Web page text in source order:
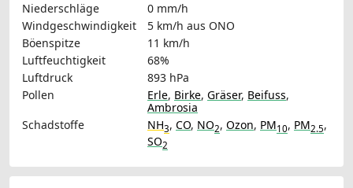
Niederschläge
0 mm/h
Windgeschwindigkeit
5 km/h aus ONO
Böenspitze
11 km/h
Luftfeuchtigkeit
68%
Luftdruck
893 hPa
Pollen
Erle, Birke, Gräser, Beifuss,
Ambrosia
Schadstoffe
NH3, CO, NO2, Ozon, PM10, PM2.5,
SO2